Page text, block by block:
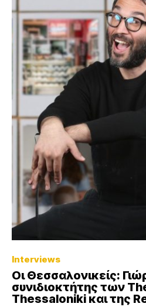
Interviews
Οι Θεσσαλονικείς:
συνιδιοκτήτης των
Thessaloniki και της